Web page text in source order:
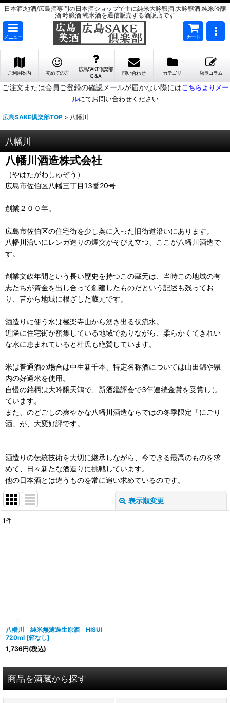
日本酒:地酒/広島酒専門の日本酒ショップで主に純米大吟醸酒:大吟醸酒:純米吟醸
酒:吟醸酒:純米酒を通信販売する酒販店です
メニュー カート
ご利用案内 初めての方
広島SAKE倶楽部
Q & A
問い合わせ カテゴリ 店長コラム
ご注文または会員ご登録の確認メールが届かない際にはこちらよりメー
ルにてお問い合わせください
広島SAKE倶楽部TOP > 八幡川
八幡川
八幡川酒造株式会社
（やはたがわしゅぞう）
広島市佐伯区八幡三丁目13番20号
創業２００年。
広島市佐伯区の住宅街を少し奥に入った旧街道沿いにあります。
八幡川沿いにレンガ造りの煙突がそびえ立つ、ここが八幡川酒造で
す。
創業文政年間という長い歴史を持つこの蔵元は、当時この地域の有
志たちが資金を出し合って創建したものだという記述も残ってお
り、昔から地域に根ざした蔵元です。
酒造りに使う水は極楽寺山から湧き出る伏流水。
近隣に住宅街が密集している地域でありながら、柔らかくてきれい
な水に恵まれていると杜氏も絶賛しています。
米は普通酒の場合は中生新千本、特定名称酒については山田錦や県
内の好適米を使用。
自慢の銘柄は大吟醸天鴻で、新酒鑑評会で3年連続金賞を受賞しし
ています。
また、のどごしの爽やかな八幡川酒造ならではの冬季限定「にごり
酒」が、大変好評です。
酒造りの伝統技術を大切に継承しながら、今できる最高のものを求
めて、日々新たな酒造りに挑戦しています。
他の日本酒とは違うものを常に追い求めているのです。
表示順変更
1件
八幡川 純米無濾過生原酒 HISUI
720ml [箱なし]
1,736円(税込)
商品を酒蔵から探す